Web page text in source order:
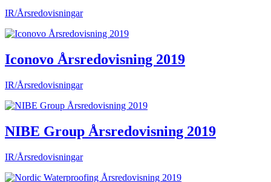
IR/Årsredovisningar
Iconovo Årsredovisning 2019
IR/Årsredovisningar
NIBE Group Årsredovisning 2019
IR/Årsredovisningar